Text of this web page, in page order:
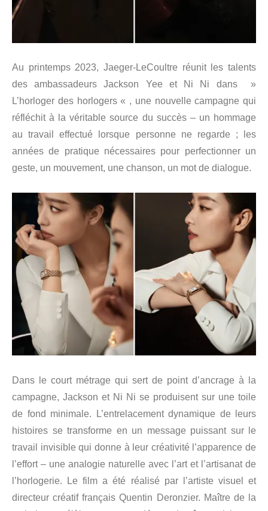
Au printemps 2023, Jaeger-LeCoultre réunit les talents
des ambassadeurs Jackson Yee et Ni Ni dans »
L’horloger des horlogers « , une nouvelle campagne qui
réfléchit à la véritable source du succès – un hommage
au travail effectué lorsque personne ne regarde ; les
années de pratique nécessaires pour perfectionner un
geste, un mouvement, une chanson, un mot de dialogue.
Dans le court métrage qui sert de point d’ancrage à la
campagne, Jackson et Ni Ni se produisent sur une toile
de fond minimale. L’entrelacement dynamique de leurs
histoires se transforme en un message puissant sur le
travail invisible qui donne à leur créativité l’apparence de
l’effort – une analogie naturelle avec l’art et l’artisanat de
l’horlogerie. Le film a été réalisé par l’artiste visuel et
directeur créatif français Quentin Deronzier. Maître de la